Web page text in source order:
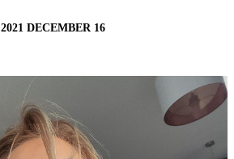
2021 DECEMBER 16